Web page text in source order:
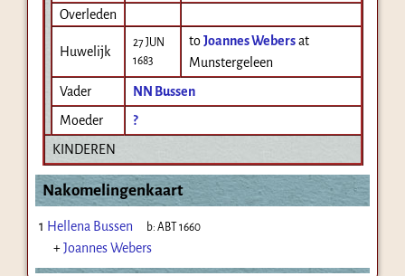
Overleden
Huwelijk
27 JUN
1683
toJoannes Webers at
Munstergeleen
Vader
NN Bussen
Moeder
?
KINDEREN
Nakomelingenkaart
1 Hellena Bussen b:ABT 1660
+Joannes Webers